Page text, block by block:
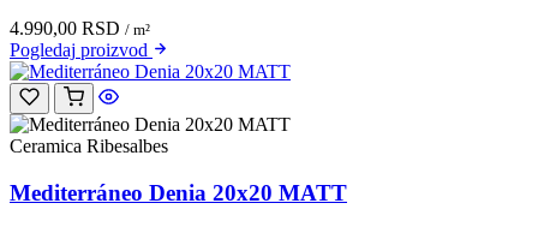
4.990,00 RSD / m²
Pogledaj proizvod
Ceramica Ribesalbes
Mediterráneo Denia 20x20 MATT